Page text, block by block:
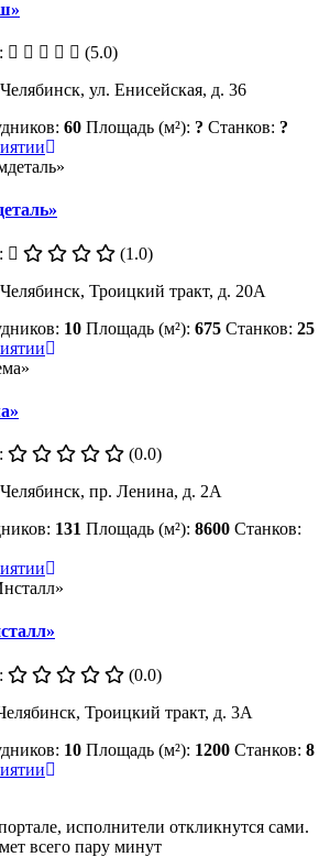
(5.0)
ул. Енисейская, д. 36
60 Площадь (м²): ? Станков: ?
(1.0)
Троицкий тракт, д. 20А
10 Площадь (м²): 675 Станков: 25
(0.0)
пр. Ленина, д. 2А
131 Площадь (м²): 8600 Станков:
(0.0)
Троицкий тракт, д. 3А
10 Площадь (м²): 1200 Станков: 8
исполнители откликнутся сами.
всего пару минут